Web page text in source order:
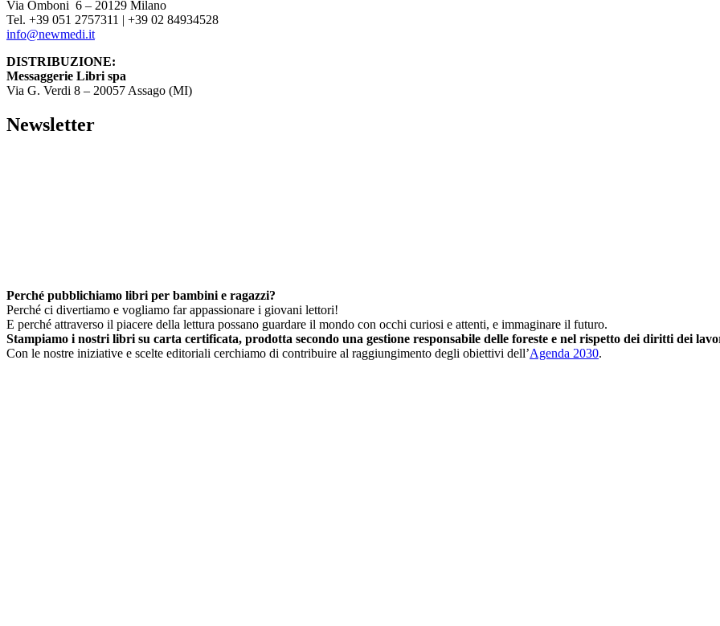
Via Omboni 6 – 20129 Milano
Tel. +39 051 2757311 | +39 02 84934528
info@newmedi.it
DISTRIBUZIONE:
Messaggerie Libri spa
Via G. Verdi 8 – 20057 Assago (MI)
Newsletter
Perché pubblichiamo libri per bambini e ragazzi?
Perché ci divertiamo e vogliamo far appassionare i giovani lettori!
E perché attraverso il piacere della lettura possano guardare il mondo con occhi curiosi e attenti, e immaginare il futuro.
Stampiamo i nostri libri su carta certificata, prodotta secondo una gestione responsabile delle foreste e nel rispetto dei diritti dei
Con le nostre iniziative e scelte editoriali cerchiamo di contribuire al raggiungimento degli obiettivi dell’Agenda 2030.